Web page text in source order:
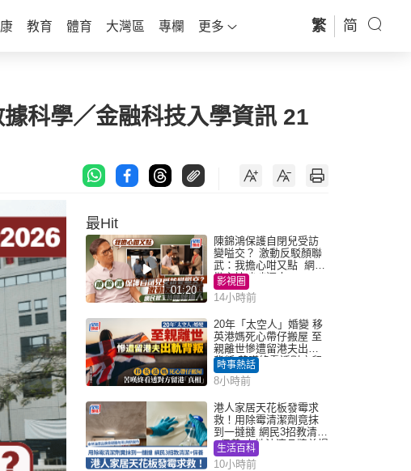
教育 體育 大灣區 專欄 更多 繁 简
科學／金融科技入學資訊 21
最Hit
01:20
陳錦鴻保護自閉兒受訪
變嗌交？ 激動反駁顏聯
武：我擔心咁又點 網民
批主持咄咄逼人
影視圈
14小時前
20年「太空人」婚變 移
英港媽死心帶仔搬屋 至
親離世慘遭留港夫出軌
背叛 苦嘆終看透對方留
港「真相」｜Juicy叮
時事熱話
8小時前
港人家居天花板發霉求
救！用除霉清潔劑竟抹
到一撻撻 網民3招教清潔
+保養 本地油漆品牌曾提
醒勿用1物防變色
生活百科
10小時前